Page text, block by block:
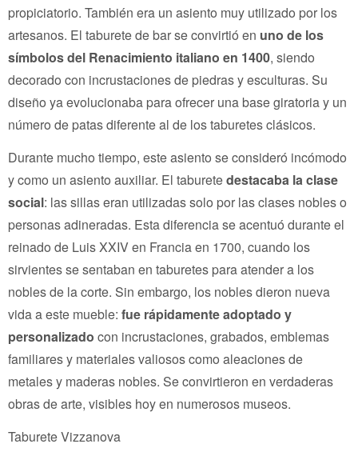
propiciatorio. También era un asiento muy utilizado por los
artesanos. El taburete de bar se convirtió en uno de los
símbolos del Renacimiento italiano en 1400, siendo
decorado con incrustaciones de piedras y esculturas. Su
diseño ya evolucionaba para ofrecer una base giratoria y un
número de patas diferente al de los taburetes clásicos.
Durante mucho tiempo, este asiento se consideró incómodo
y como un asiento auxiliar. El taburetedestacaba la clase
social: las sillas eran utilizadas solo por las clases nobles o
personas adineradas. Esta diferencia se acentuó durante el
reinado de Luis XXIV en Francia en 1700, cuando los
sirvientes se sentaban en taburetes para atender a los
nobles de la corte. Sin embargo, los nobles dieron nueva
vida a este mueble: fue rápidamente adoptado y
personalizado con incrustaciones, grabados, emblemas
familiares y materiales valiosos como aleaciones de
metales y maderas nobles. Se convirtieron en verdaderas
obras de arte, visibles hoy en numerosos museos.
Taburete Vizzanova